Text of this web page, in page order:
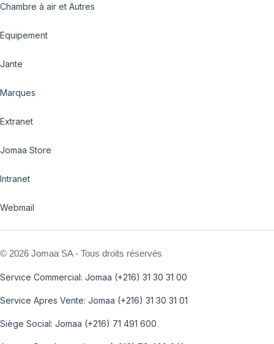
Chambre à air et Autres
Equipement
Jante
Marques
Extranet
Jomaa Store
Intranet
Webmail
© 2026 Jomaa SA - Tous droits réservés
Service Commercial: Jomaa (+216) 31 30 31 00
Service Apres Vente: Jomaa (+216) 31 30 31 01
Siège Social: Jomaa (+216) 71 491 600